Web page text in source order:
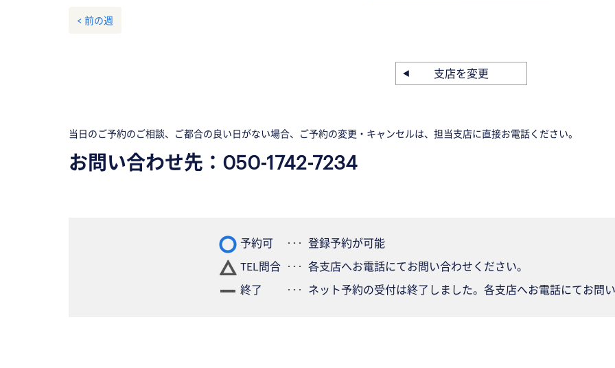
< 前の週
支店を変更
当日のご予約のご相談、ご都合の良い日がない場合、ご予約の変更・キャンセルは、担当支店に直接お電話ください。
お問い合わせ先： 050-1742-7234
予約可
登録予約が可能
TEL問合
各支店へお電話にてお問い合わせください。
終了
ネット予約の受付は終了しました。各支店へお電話にてお問い